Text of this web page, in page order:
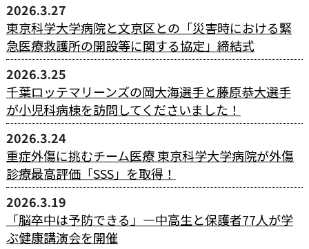
2026.3.27
東京科学大学病院と文京区との「災害時における緊
急医療救護所の開設等に関する協定」締結式
2026.3.25
千葉ロッテマリーンズの岡大海選手と藤原恭大選手
が小児科病棟を訪問してくださいました！
2026.3.24
重症外傷に挑むチーム医療 東京科学大学病院が外傷
診療最高評価「SSS」を取得！
2026.3.19
「脳卒中は予防できる」―中高生と保護者77人が学
ぶ健康講演会を開催